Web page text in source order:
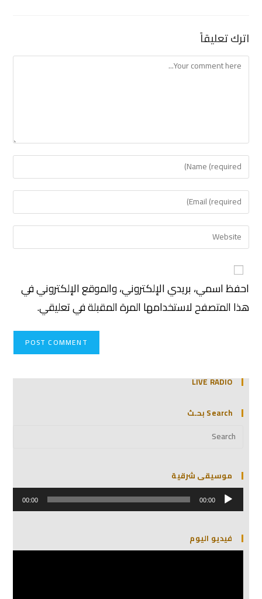
اترك تعليقاً
احفظ اسمي، بريدي الإلكتروني، والموقع الإلكتروني في
هذا المتصفح لاستخدامها المرة المقبلة في تعليقي.
LIVE RADIO
Search بحـث
موسيقى شرقية
مشغل
الصوت 00:00
00:00
فيديو اليوم
مشغل